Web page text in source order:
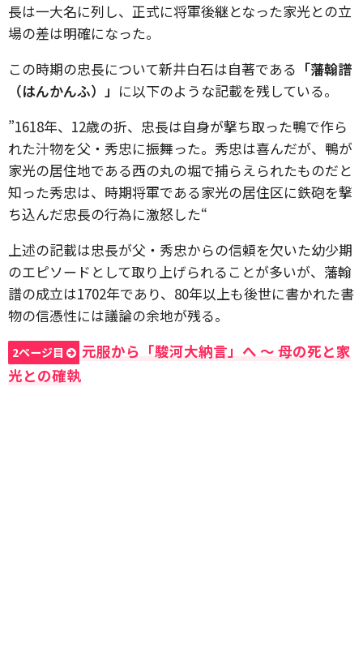
長は一大名に列し、正式に将軍後継となった家光との立
場の差は明確になった。
この時期の忠長について新井白石は自著である 「藩翰譜
（はんかんふ）」 に以下のような記載を残している。
”1618年、12歳の折、忠長は自身が撃ち取った鴨で作ら
れた汁物を父・秀忠に振舞った。秀忠は喜んだが、鴨が
家光の居住地である西の丸の堀で捕らえられたものだと
知った秀忠は、時期将軍である家光の居住区に鉄砲を撃
ち込んだ忠長の行為に激怒した“
上述の記載は忠長が父・秀忠からの信頼を欠いた幼少期
のエピソードとして取り上げられることが多いが、藩翰
譜の成立は1702年であり、80年以上も後世に書かれた書
物の信憑性には議論の余地が残る。
2ページ目
元服から「駿河大納言」へ 〜 母の死と家
光との確執